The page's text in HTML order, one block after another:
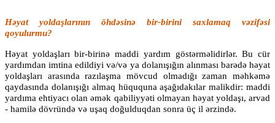
Həyat yoldaşlarının öhdəsinə bir-birini saxlamaq vəzifəsi
qoyulurmu?
Həyat yoldaşları bir-birinə maddi yardım göstərməlidirlər. Bu cür
yardımdan imtina edildiyi və/və ya dolanışığın alınması barədə həyat
yoldaşları arasında razılaşma mövcud olmadığı zaman məhkəmə
qaydasında dolanışığı almaq hüququna aşağıdakılar malikdir: maddi
yardıma ehtiyacı olan əmək qabiliyyəti olmayan həyat yoldaşı, arvad
- hamilə dövründə və uşaq doğulduqdan sonra üç il ərzində.